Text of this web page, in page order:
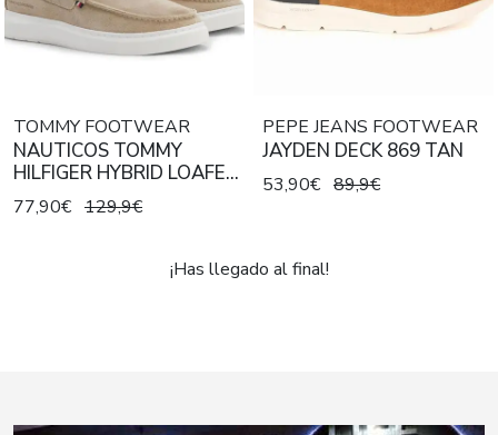
TOMMY FOOTWEAR
NAUTICOS TOMMY
HILFIGER HYBRID LOAFER
BEIGE
77,90€ 129,9€
PEPE JEANS FOOTWEAR
JAYDEN DECK 869 TAN
53,90€ 89,9€
¡Has llegado al final!